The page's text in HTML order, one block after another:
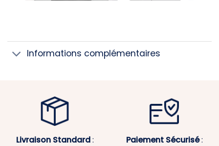
Informations complémentaires
Livraison Standard:
Paiement Sécurisé: